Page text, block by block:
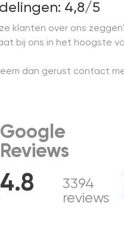
4,8/5
klanten over ons
bij ons in het hoogste
dan gerust contact
4.8
Google
Reviews
3394
reviews